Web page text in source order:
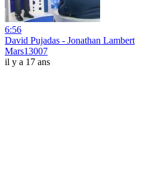
6:56
David Pujadas - Jonathan Lambert
Mars13007
il y a 17 ans